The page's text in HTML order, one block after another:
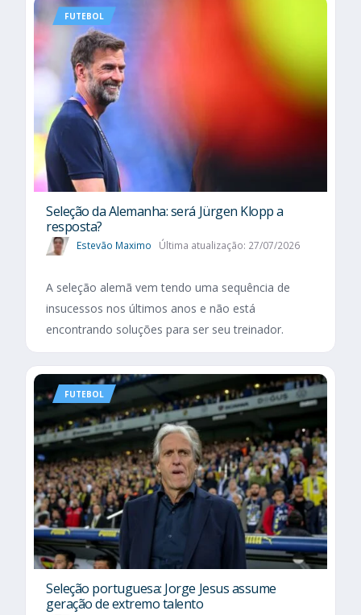
FUTEBOL
Seleção da Alemanha: será Jürgen Klopp a
resposta?
Estevão Maximo Última atualização: 27/07/2026
A seleção alemã vem tendo uma sequência de
insucessos nos últimos anos e não está
encontrando soluções para ser seu treinador.
FUTEBOL
Seleção portuguesa: Jorge Jesus assume
geração de extremo talento